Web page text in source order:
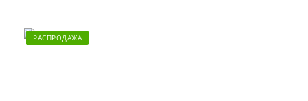
РАСПРОДАЖА